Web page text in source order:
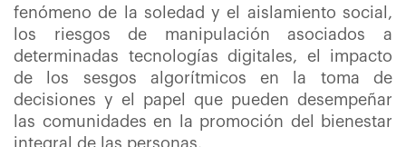
fenómeno de la soledad y el aislamiento social,
los riesgos de manipulación asociados a
determinadas tecnologías digitales, el impacto
de los sesgos algorítmicos en la toma de
decisiones y el papel que pueden desempeñar
las comunidades en la promoción del bienestar
integral de las personas.